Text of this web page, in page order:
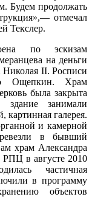
Будем продолжать
отмечал
Текслер.
по эскизам
на деньги
Николая II. Росписи
Ощепкин. Храм
была закрыта
занимали
картинная галерея.
и камерной
в бывший
храм Александра
РПЦ в августе 2010
частичная
в программу
объектов